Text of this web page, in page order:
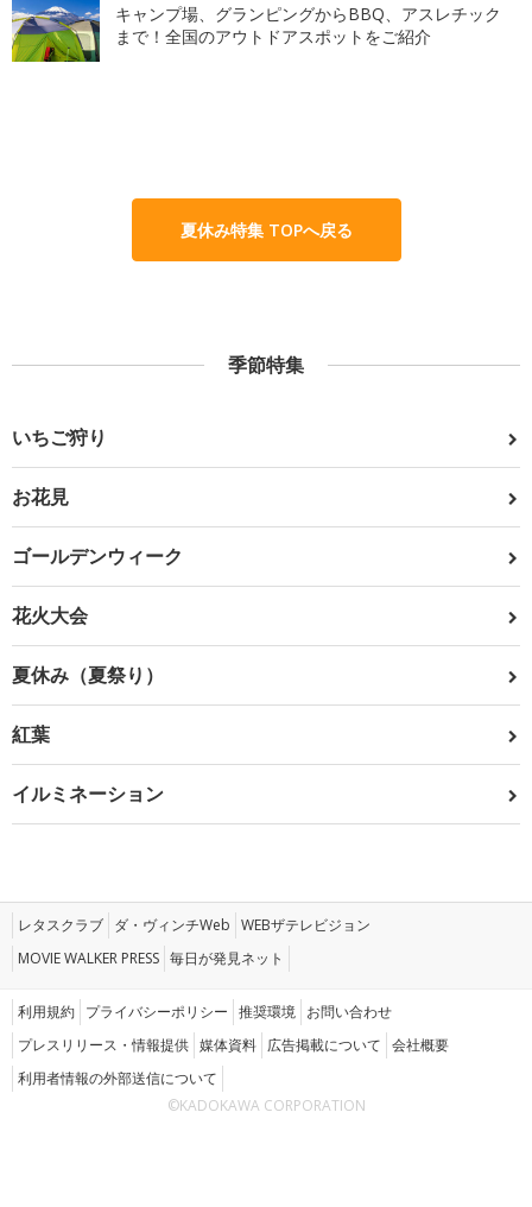
キャンプ場、グランピングからBBQ、アスレチック
まで！全国のアウトドアスポットをご紹介
夏休み特集 TOPへ戻る
季節特集
いちご狩り
お花見
ゴールデンウィーク
花火大会
夏休み（夏祭り）
紅葉
イルミネーション
レタスクラブ ダ・ヴィンチWeb WEBザテレビジョン
MOVIE WALKER PRESS 毎日が発見ネット
利用規約 プライバシーポリシー 推奨環境 お問い合わせ
プレスリリース・情報提供 媒体資料 広告掲載について 会社概要
利用者情報の外部送信について
©KADOKAWA CORPORATION